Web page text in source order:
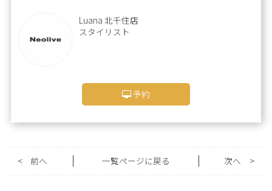
Luana 北千住店
スタイリスト
予約
< 前へ 一覧ページに戻る >
次へ